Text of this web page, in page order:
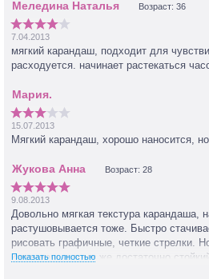
Возраст: 36
7.04.2013
мягкий карандаш, подходит для
расходуется. начинает растекаться
15.07.2013
Мягкий карандаш, хорошо наносится, но
Возраст: 28
9.08.2013
Довольно мягкая текстура карандаша,
растушовывается тоже. Быстро
рисовать графичные, четкие стрелки.
карандаш, к тому же достаточно
Показать полностью